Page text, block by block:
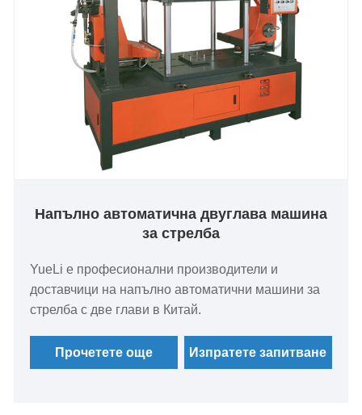
Напълно автоматична двуглава машина
за стрелба
YueLi е професионални производители и
доставчици на напълно автоматични машини за
стрелба с две глави в Китай.
Прочетете още Изпратете запитване